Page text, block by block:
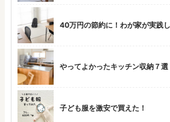
40万円の節約に！わが家が実践
やってよかったキッチン収納７選
子ども服を激安で買えた！